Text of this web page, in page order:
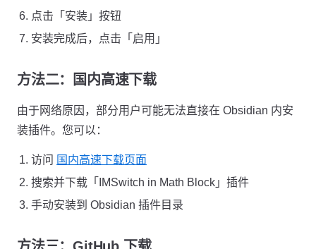
点击「安装」按钮
安装完成后，点击「启用」
方法二：国内高速下载
由于网络原因，部分用户可能无法直接在 Obsidian 内安
装插件。您可以：
访问 国内高速下载页面
搜索并下载「IMSwitch in Math Block」插件
手动安装到 Obsidian 插件目录